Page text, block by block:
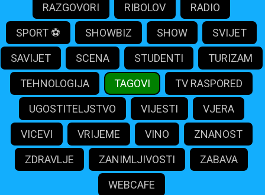
RAZGOVORI RIBOLOV RADIO
SPORT ⚽️ SHOWBIZ SHOW SVIJET
SAVIJET SCENA STUDENTI TURIZAM
TEHNOLOGIJA TAGOVI TV RASPORED
UGOSTITELJSTVO VIJESTI VJERA
VICEVI VRIJEME VINO ZNANOST
ZDRAVLJE ZANIMLJIVOSTI ZABAVA
WEBCAFE